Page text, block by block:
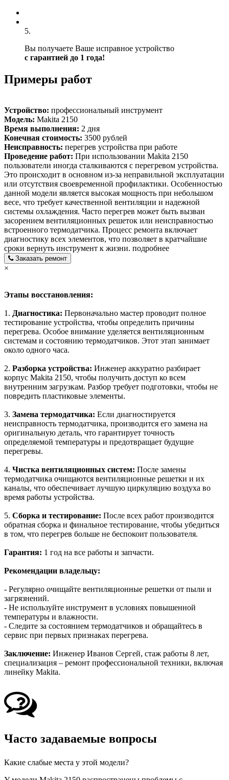
5.
Вы получаете Ваше исправное устройство
с гарантией до 1 года!
Примеры работ
Устройство: профессиональный инструмент
Модель: Makita 2150
Время выполнения: 2 дня
Конечная стоимость: 3500 рублей
Неисправность: перегрев устройства при работе
Проведение работ: При использовании Makita 2150
пользователи иногда сталкиваются с перегревом устройства.
Это происходит в основном из-за неправильной эксплуатации
или отсутствия своевременной профилактики. Особенностью
данной модели является высокая мощность при небольшом
весе, что требует качественной вентиляции и надежной
системы охлаждения. Часто перегрев может быть вызван
засорением вентиляционных решеток или неисправностью
встроенного термодатчика. Процесс ремонта включает
диагностику всех элементов, что позволяет в кратчайшие
сроки вернуть инструмент к жизни. подробнее
Заказать ремонт
×
Этапы восстановления:
1. Диагностика: Первоначально мастер проводит полное
тестирование устройства, чтобы определить причины
перегрева. Особое внимание уделяется вентиляционным
системам и состоянию термодатчиков. Этот этап занимает
около одного часа.
2. Разборка устройства: Инженер аккуратно разбирает
корпус Makita 2150, чтобы получить доступ ко всем
внутренним загрузкам. Разбор требует подготовки, чтобы не
повредить пластиковые элементы.
3. Замена термодатчика: Если диагностируется
неисправность термодатчика, производится его замена на
оригинальную деталь, что гарантирует точность
определяемой температуры и предотвращает будущие
перегревы.
4. Чистка вентиляционных систем: После замены
термодатчика очищаются вентиляционные решетки и их
каналы, что обеспечивает лучшую циркуляцию воздуха во
время работы устройства.
5. Сборка и тестирование: После всех работ производится
обратная сборка и финальное тестирование, чтобы убедиться
в том, что перегрев больше не беспокоит пользователя.
Гарантия: 1 год на все работы и запчасти.
Рекомендации владельцу:
- Регулярно очищайте вентиляционные решетки от пыли и
загрязнений.
- Не используйте инструмент в условиях повышенной
температуры и влажности.
- Следите за состоянием термодатчиков и обращайтесь в
сервис при первых признаках перегрева.
Заключение: Инженер Иванов Сергей, стаж работы 8 лет,
специализация – ремонт профессиональной техники, включая
линейку Makita.
Часто задаваемые вопросы
Какие слабые места у этой модели?